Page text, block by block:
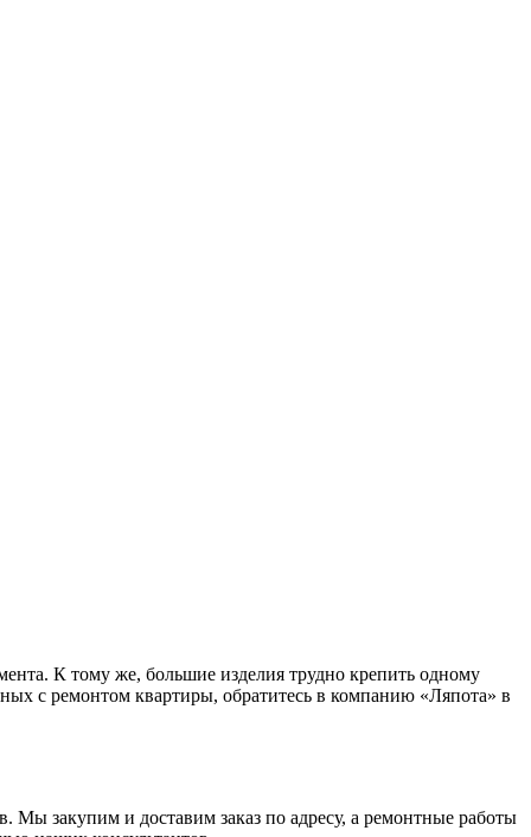
К тому же, большие изделия трудно крепить одному
с ремонтом квартиры, обратитесь в компанию «Ляпота» в
Мы закупим и доставим заказ по адресу, а ремонтные работы